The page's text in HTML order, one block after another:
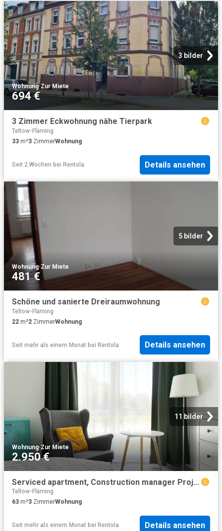
3 bilder
Wohnung·Zur Miete
694 €
3 Zimmer Eckwohnung nähe Tierpark
Teltow-Fläming
33 m²3 ZimmerWohnung
Seit 2 Wochen bei Rentola Details ansehen
5 bilder
Wohnung·Zur Miete
481 €
Schöne und sanierte Dreiraumwohnung
Teltow-Fläming
22 m²2 ZimmerWohnung
Seit mehr als einem Monat bei Rentola Details ansehen
11 bilder
Wohnung·Zur Miete
2.950 €
Serviced apartment, Construction manager Project manager Apartment
Teltow-Fläming
63 m²3 ZimmerWohnung
Seit mehr als einem Monat bei Rentola Details ansehen